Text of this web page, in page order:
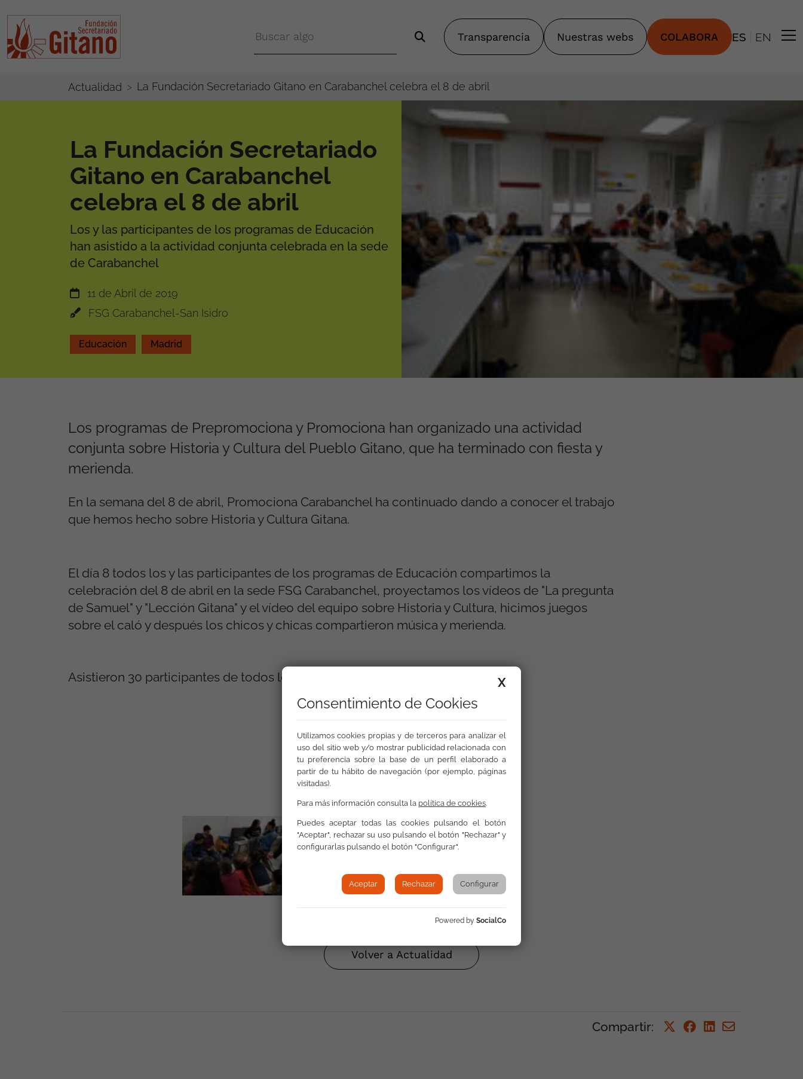
Transparencia Nuestras webs COLABORA ES EN
Actualidad La Fundación Secretariado Gitano en Carabanchel celebra el 8 de abril
La Fundación Secretariado
Gitano en Carabanchel
celebra el 8 de abril
Los y las participantes de los programas de Educación
han asistido a la actividad conjunta celebrada en la sede
de Carabanchel
11 de Abril de 2019
FSG Carabanchel-San Isidro
Educación Madrid
Los programas de Prepromociona y Promociona han organizado una actividad
conjunta sobre Historia y Cultura del Pueblo Gitano, que ha terminado con fiesta y
merienda.
En la semana del 8 de abril, Promociona Carabanchel ha continuado dando a conocer el trabajo
que hemos hecho sobre Historia y Cultura Gitana.
El día 8 todos los y las participantes de los programas de Educación compartimos la
celebración del 8 de abril en la sede FSG Carabanchel, proyectamos los vídeos de "La pregunta
de Samuel" y "Lección Gitana" y el vídeo del equipo sobre Historia y Cultura, hicimos juegos
sobre el caló y después los chicos y chicas compartieron música y merienda.
Asistieron 30 participantes de todos los programas de Primaria y Secundaria.
Galería
Volver a Actualidad
Compartir:
X
Consentimiento de Cookies
Utilizamos cookies propias y de terceros para analizar el
uso del sitio web y/o mostrar publicidad relacionada con
tu preferencia sobre la base de un perfil elaborado a
partir de tu hábito de navegación (por ejemplo, páginas
visitadas).
Para más información consulta la política de cookies.
Puedes aceptar todas las cookies pulsando el botón
"Aceptar", rechazar su uso pulsando el botón "Rechazar" y
configurarlas pulsando el botón "Configurar".
Aceptar Rechazar Configurar
Powered by SocialCo